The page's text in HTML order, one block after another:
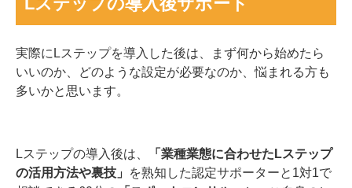
実際にLステップを導入した後は、まず何から始めたら
いいのか、どのような設定が必要なのか、悩まれる方も
多いかと思います。
Lステップの導入後は、
「業種業態に合わせたLステップ
の活用方法や裏技」
を熟知した認定サポーターと1対1で